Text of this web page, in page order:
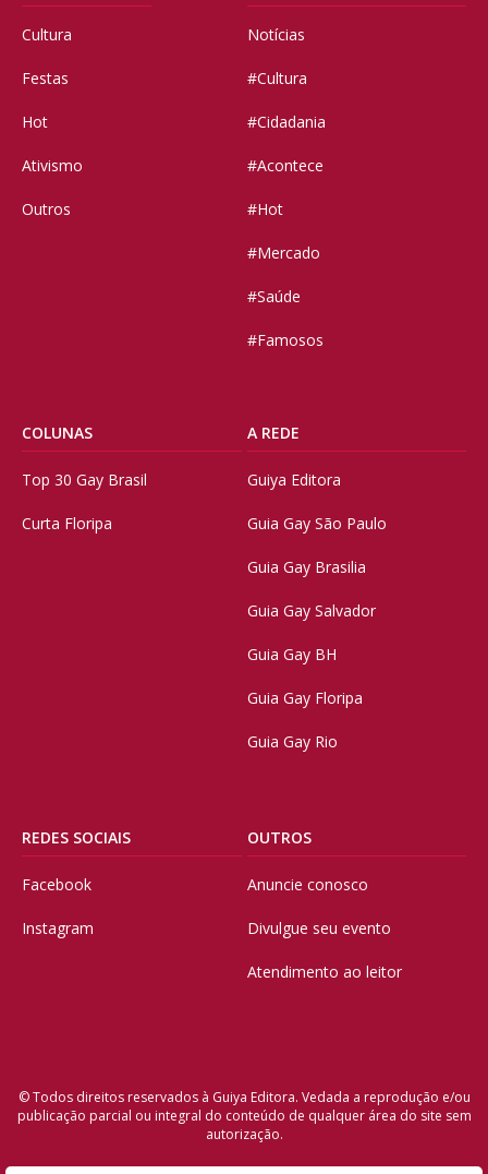
Cultura
Festas
Hot
Ativismo
Outros
Notícias
#Cultura
#Cidadania
#Acontece
#Hot
#Mercado
#Saúde
#Famosos
COLUNAS
Top 30 Gay Brasil
Curta Floripa
A REDE
Guiya Editora
Guia Gay São Paulo
Guia Gay Brasilia
Guia Gay Salvador
Guia Gay BH
Guia Gay Floripa
Guia Gay Rio
REDES SOCIAIS
Facebook
Instagram
OUTROS
Anuncie conosco
Divulgue seu evento
Atendimento ao leitor
© Todos direitos reservados à Guiya Editora. Vedada a reprodução e/ou
publicação parcial ou integral do conteúdo de qualquer área do site sem
autorização.